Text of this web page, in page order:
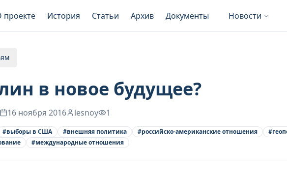
проекте История Статьи Архив Документы Новости
в новое будущее?
16 ноября 2016 lesnoy 1
#выборы в США #внешняя политика #российско-американские отношения #
#международные отношения